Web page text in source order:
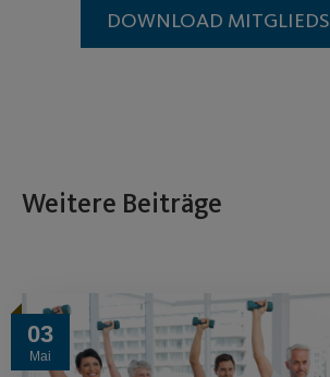
DOWNLOAD
Weitere Beiträge
03
Mai